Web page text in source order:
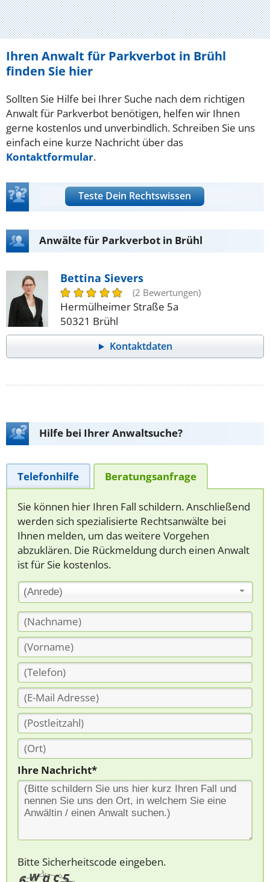
Ihren Anwalt für Parkverbot in Brühl
finden Sie hier
Sollten Sie Hilfe bei Ihrer Suche nach dem richtigen
Anwalt für Parkverbot benötigen, helfen wir Ihnen
gerne kostenlos und unverbindlich. Schreiben Sie uns
einfach eine kurze Nachricht über das
Kontaktformular.
Teste Dein Rechtswissen
Anwälte für Parkverbot in Brühl
Bettina Sievers
(2 Bewertungen)
Hermülheimer Straße 5a
50321 Brühl
Kontaktdaten
Hilfe bei Ihrer Anwaltsuche?
Telefonhilfe Beratungsanfrage
Sie können hier Ihren Fall schildern. Anschließend
werden sich spezialisierte Rechtsanwälte bei
Ihnen melden, um das weitere Vorgehen
abzuklären. Die Rückmeldung durch einen Anwalt
ist für Sie kostenlos.
(Anrede)
Ihre Nachricht*
Bitte Sicherheitscode eingeben.